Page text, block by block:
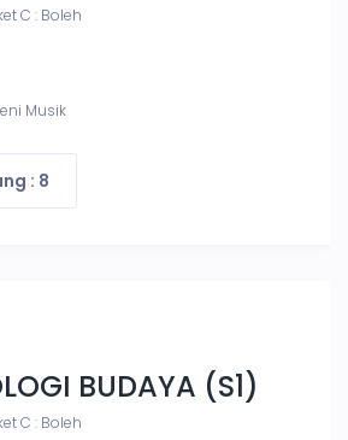
C : Boleh
Musik
: 8
BUDAYA (S1)
C : Boleh